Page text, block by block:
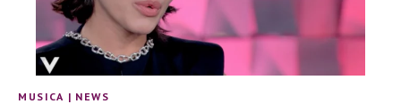
MUSICA | NEWS